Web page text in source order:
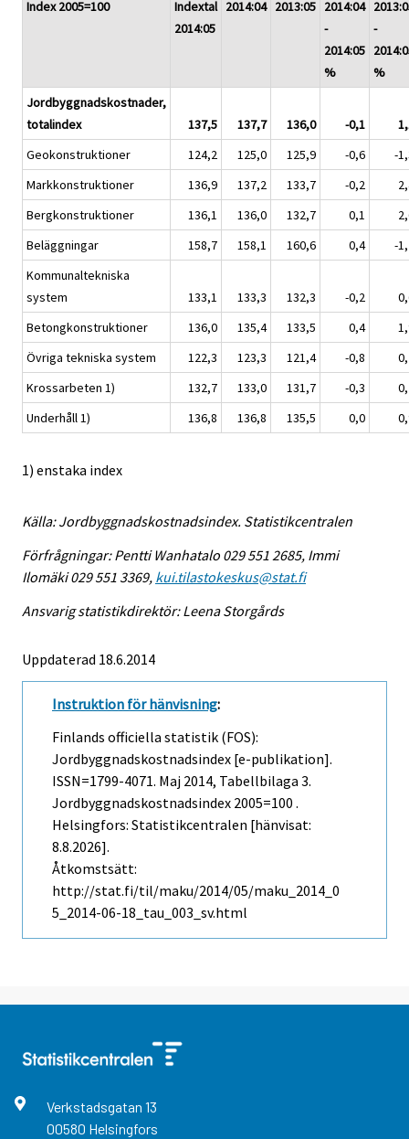
Index 2005=100
Indextal
2014:05
2014:04 2013:05 2014:04
-
2014:05
%
-
%
Jordbyggnadskostnader,
totalindex
137,5 137,7 136,0 -0,1
Geokonstruktioner
124,2 125,0 125,9 -0,6
-
Markkonstruktioner
136,9 137,2 133,7 -0,2
Bergkonstruktioner
136,1 136,0 132,7 0,1
Beläggningar
158,7 158,1 160,6 0,4
-
Kommunaltekniska
system
133,1 133,3 132,3 -0,2
Betongkonstruktioner
136,0 135,4 133,5 0,4
Övriga tekniska system
122,3 123,3 121,4 -0,8
Krossarbeten 1)
132,7 133,0 131,7 -0,3
Underhåll 1)
136,8 136,8 135,5 0,0
1) enstaka index
Källa: Jordbyggnadskostnadsindex. Statistikcentralen
Förfrågningar: Pentti Wanhatalo 029 551 2685, Immi
Ilomäki 029 551 3369, kui.tilastokeskus@stat.fi
Ansvarig statistikdirektör: Leena Storgårds
Uppdaterad 18.6.2014
Instruktion för hänvisning:
Finlands officiella statistik (FOS):
Jordbyggnadskostnadsindex [e-publikation].
ISSN=1799-4071. Maj 2014, Tabellbilaga 3.
Jordbyggnadskostnadsindex 2005=100 .
Helsingfors: Statistikcentralen [hänvisat:
8.8.2026].
Åtkomstsätt:
http://stat.fi/til/maku/2014/05/maku_2014_0
5_2014-06-18_tau_003_sv.html
Verkstadsgatan 13
00580 Helsingfors